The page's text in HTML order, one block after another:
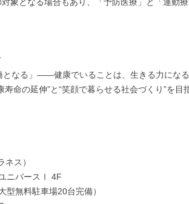
なる」——健康でいることは、生きる力にな
命の延伸”と“笑顔で暮らせる社会づくり”を目
ス）
ニバースⅠ 4F
型無料駐車場20台完備）